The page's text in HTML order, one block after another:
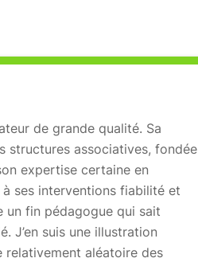
de grande qualité. Sa
structures associatives, fondée
expertise certaine en
ses interventions fiabilité et
un fin pédagogue qui sait
J’en suis une illustration
relativement aléatoire des